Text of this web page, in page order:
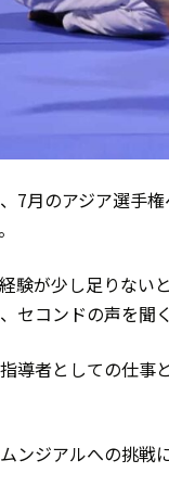
7月のアジア選手
験が少し足りな
セコンドの声を聞
導者としての仕事
ンジアルへの挑戦